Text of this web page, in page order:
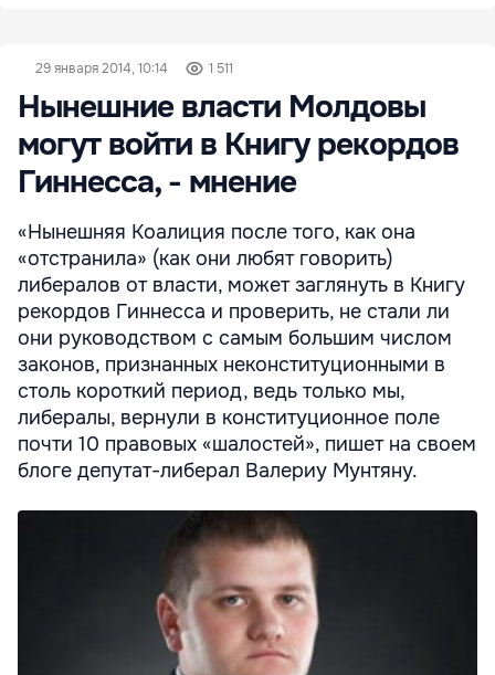
29 января 2014, 10:14 1 511
Нынешние власти Молдовы
могут войти в Книгу рекордов
Гиннесса, - мнение
«Нынешняя Коалиция после того, как она
«отстранила» (как они любят говорить)
либералов от власти, может заглянуть в Книгу
рекордов Гиннесса и проверить, не стали ли
они руководством с самым большим числом
законов, признанных неконституционными в
столь короткий период, ведь только мы,
либералы, вернули в конституционное поле
почти 10 правовых «шалостей», пишет на своем
блоге депутат-либерал Валериу Мунтяну.